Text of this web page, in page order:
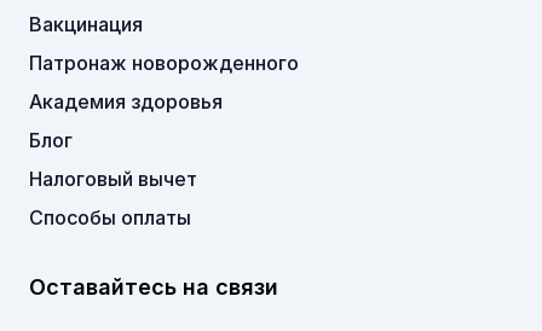
Вакцинация
Патронаж новорожденного
Академия здоровья
Блог
Налоговый вычет
Способы оплаты
Оставайтесь на связи